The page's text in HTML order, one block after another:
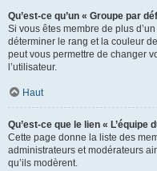
Qu’est-ce qu’un « Groupe par
Si vous êtes membre de plus
déterminer le rang et la couleur
peut vous permettre de changer
l’utilisateur.
Haut
Qu’est-ce que le lien « L’équipe
Cette page donne la liste des
administrateurs et modérateurs
qu’ils modèrent.